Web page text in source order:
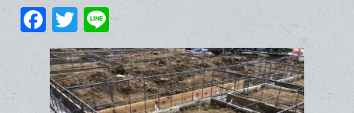
F
a
c
e
T
w
itt
er
Li
n
e